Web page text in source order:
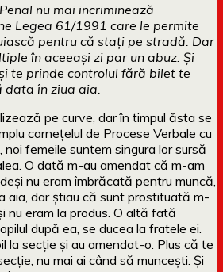
nu mai incriminează
Legea 61/1991 care le permite
pentru că stați pe stradă. Dar
în aceeași zi par un abuz. Și
te prinde controlul fără bilet te
în ziua aia.
pe curve, dar în timpul ăsta se
carnețelul de Procese Verbale cu
noi femeile suntem singura lor sursă
O dată m-au amendat că m-am
nu eram îmbrăcată pentru muncă,
aia, dar știau că sunt prostituată m-
nu eram la produs. O altă fată
după ea, se ducea la fratele ei.
la secție și au amendat-o. Plus că te
nu mai ai când să muncești. Și